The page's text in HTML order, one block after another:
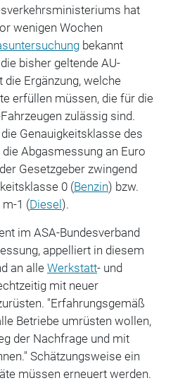
hat
wenigen Wochen
bekannt
bisher geltende AU-
die Ergänzung, welche
erfüllen müssen, die für die
zulässig sind.
Genauigkeitsklasse des
Abgasmessung an Euro
Gesetzgeber zwingend
0 (Benzin) bzw.
m-1 (Diesel).
im ASA-Bundesverband
appelliert in diesem
an alle Werkstatt- und
mit neuer
"Erfahrungsgemäß
Betriebe umrüsten wollen,
der Nachfrage und mit
Schätzungsweise ein
müssen erneuert werden.